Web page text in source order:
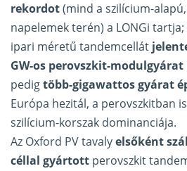
rekordot(mind a szilícium-
napelemek terén) a LONGi
ipari méretű tandemcellát
GW-os perovszkit-
pedigtöbb-gigawattos gyárat
Európa hezitál, a perovszkitban
szilícium-korszak dominanciája.
Az Oxford PV tavalyelsőként
céllal gyártott perovszkit